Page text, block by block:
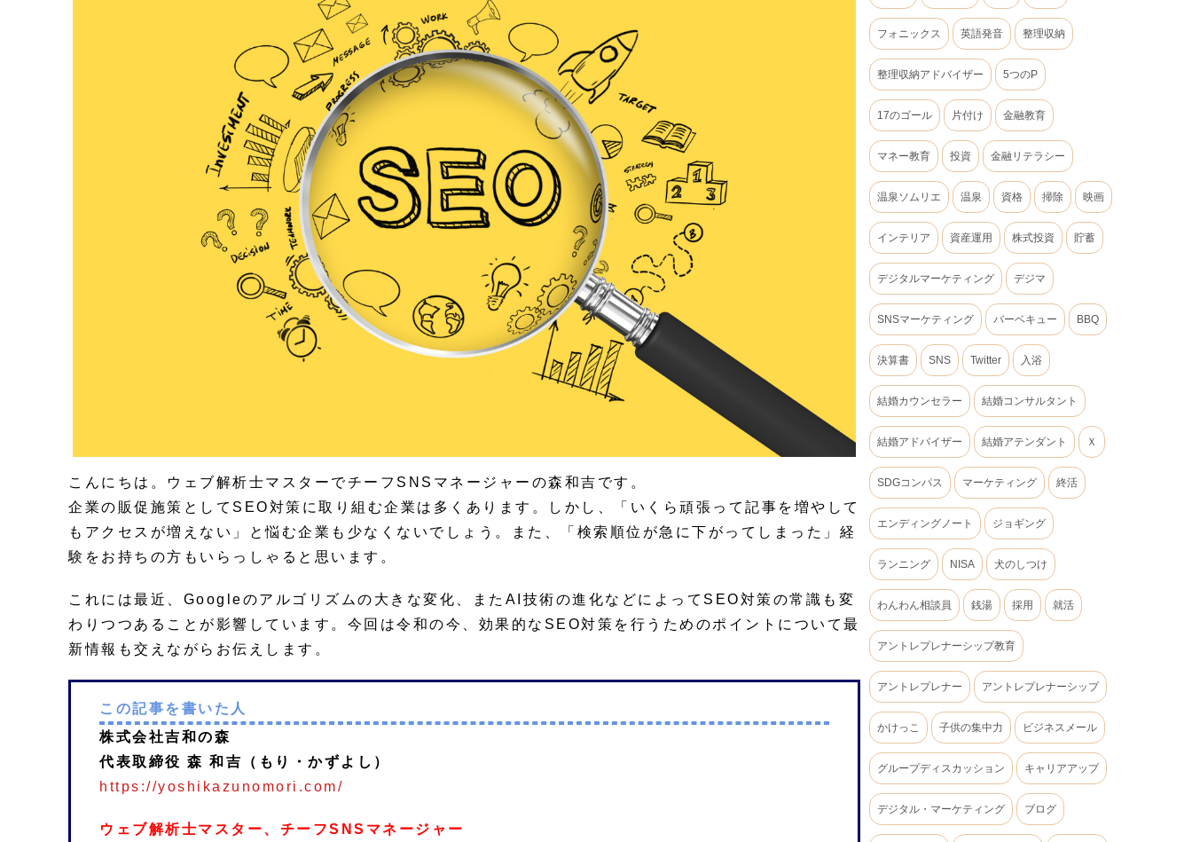
こんにちは。ウェブ解析士マスターでチーフSNSマネージャーの森和吉です。
企業の販促施策としてSEO対策に取り組む企業は多くあります。しかし、「いくら頑張って記事を増やして
もアクセスが増えない」と悩む企業も少なくないでしょう。また、「検索順位が急に下がってしまった」経
験をお持ちの方もいらっしゃると思います。
これには最近、Googleのアルゴリズムの大きな変化、またAI技術の進化などによってSEO対策の常識も変
わりつつあることが影響しています。今回は令和の今、効果的なSEO対策を行うためのポイントについて最
新情報も交えながらお伝えします。
この記事を書いた人
株式会社吉和の森
代表取締役 森 和吉（もり・かずよし）
https://yoshikazunomori.com/
ウェブ解析士マスター、チーフSNSマネージャー
フォニックス 英語発音 整理収納
整理収納アドバイザー 5つのP
17のゴール 片付け 金融教育
マネー教育 投資 金融リテラシー
温泉ソムリエ 温泉 資格 掃除 映画
インテリア 資産運用 株式投資 貯蓄
デジタルマーケティング デジマ
SNSマーケティング バーベキュー BBQ
決算書 SNS Twitter 入浴
結婚カウンセラー 結婚コンサルタント
結婚アドバイザー 結婚アテンダント Ｘ
SDGコンパス マーケティング 終活
エンディングノート ジョギング
ランニング NISA 犬のしつけ
わんわん相談員 銭湯 採用 就活
アントレプレナーシップ教育
アントレプレナー アントレプレナーシップ
かけっこ 子供の集中力 ビジネスメール
グループディスカッション キャリアアップ
デジタル・マーケティング ブログ